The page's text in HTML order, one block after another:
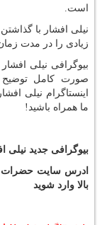
است.
نیلی افشار با
زیادی را در مدت
بیوگرافی نیلی
صورت کامل توضیح
اینستاگرام نیلی
ما همراه باشید!
بیوگرافی جدید نیلی
ادرس سایت حضرات
بالا وارد شوید